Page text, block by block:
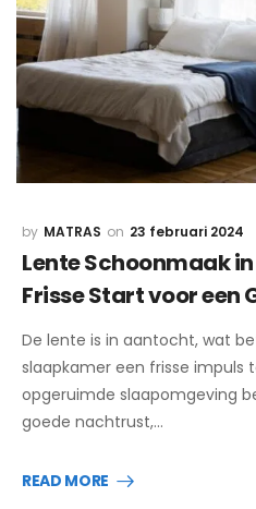
MATRAS 23 februari 2024
Lente Schoonmaak
Frisse Start voor een
De lente is in aantocht, wat
slaapkamer een frisse impuls
opgeruimde slaapomgeving
goede nachtrust,…
READ MORE